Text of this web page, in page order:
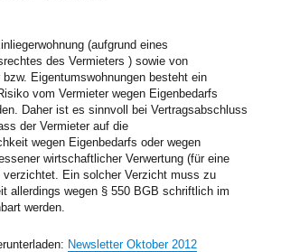
(aufgrund eines
des Vermieters ) sowie von
bzw. Eigentumswohnungen besteht ein
vom Vermieter wegen Eigenbedarfs
Daher ist es sinnvoll bei Vertragsabschluss
der Vermieter auf die
wegen Eigenbedarfs oder wegen
wirtschaftlicher Verwertung (für eine
verzichtet. Ein solcher Verzicht muss zu
allerdings wegen § 550 BGB schriftlich im
werden.
Newsletter Oktober 2012